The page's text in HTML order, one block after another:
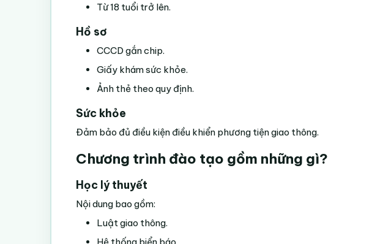
Từ 18 tuổi trở lên.
Hồ sơ
CCCD gắn chip.
Giấy khám sức khỏe.
Ảnh thẻ theo quy định.
Sức khỏe
Đảm bảo đủ điều kiện điều khiển phương tiện giao thông.
Chương trình đào tạo gồm những gì?
Học lý thuyết
Nội dung bao gồm:
Luật giao thông.